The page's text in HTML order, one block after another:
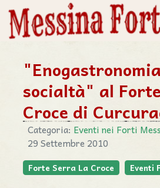
socialtà" al
Croce di
Categoria: Eventi nei Forti
29 Settembre 2010
Forte Serra La Croce Eventi